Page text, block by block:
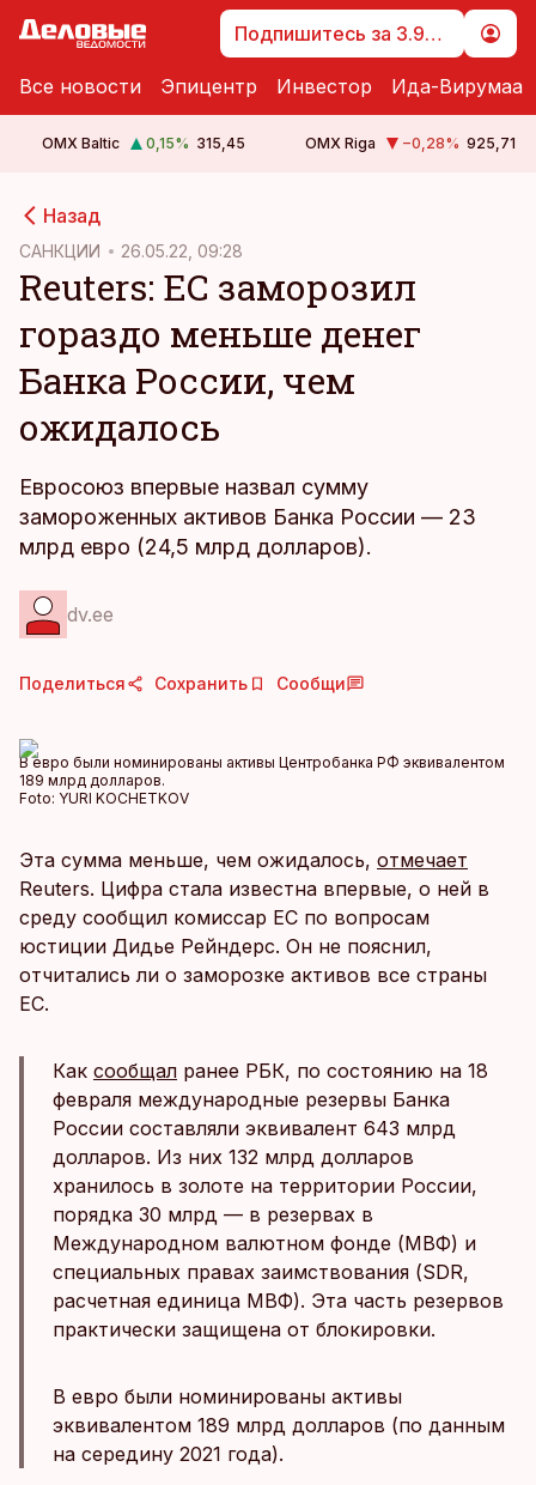
Подпишитесь за 3.99 €
Все новости Эпицентр Инвестор Ида-Вирумаа
OMX Baltic 0,15% 315,45 OMX Riga −0,28% 925,71
Назад
САНКЦИИ 26.05.22, 09:28
Reuters: ЕС заморозил
гораздо меньше денег
Банка России, чем
ожидалось
Евросоюз впервые назвал сумму
замороженных активов Банка России — 23
млрд евро (24,5 млрд долларов).
dv.ee
Поделиться Сохранить Сообщи
В евро были номинированы активы Центробанка РФ эквивалентом
189 млрд долларов.
Foto: YURI KOCHETKOV
Эта сумма меньше, чем ожидалось, отмечает
Reuters. Цифра стала известна впервые, о ней в
среду сообщил комиссар ЕС по вопросам
юстиции Дидье Рейндерс. Он не пояснил,
отчитались ли о заморозке активов все страны
ЕС.
Как сообщал ранее РБК, по состоянию на 18
февраля международные резервы Банка
России составляли эквивалент 643 млрд
долларов. Из них 132 млрд долларов
хранилось в золоте на территории России,
порядка 30 млрд — в резервах в
Международном валютном фонде (МВФ) и
специальных правах заимствования (SDR,
расчетная единица МВФ). Эта часть резервов
практически защищена от блокировки.
В евро были номинированы активы
эквивалентом 189 млрд долларов (по данным
на середину 2021 года).